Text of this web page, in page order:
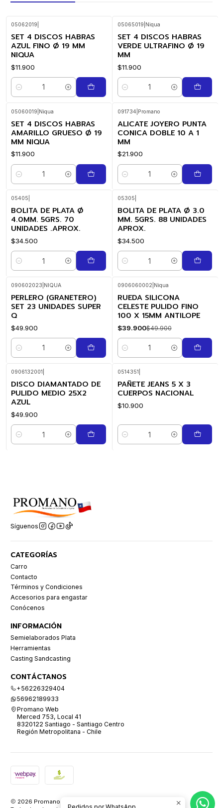
05062019
SET 4 DISCOS HABRAS
AZUL FINO Ø 19 MM
NIQUA
$11.900
Cantidad
05065019 Niqua
SET 4 DISCOS HABRAS
VERDE ULTRAFINO Ø 19
MM
$11.900
Cantidad
05060019 Niqua
SET 4 DISCOS HABRAS
AMARILLO GRUESO Ø 19
MM NIQUA
$11.900
Cantidad
091734 Promano
ALICATE JOYERO PUNTA
CONICA DOBLE 10 A 1
MM
$21.900
Cantidad
05405
BOLITA DE PLATA Ø
4.0MM. 5GRS. 70
UNIDADES .APROX.
$34.500
Cantidad
05305
BOLITA DE PLATA Ø 3.0
MM. 5GRS. 88 UNIDADES
APROX.
$34.500
Cantidad
090602023 NIQUA
PERLERO (GRANETERO)
SET 23 UNIDADES SUPER
Q
$49.900
Cantidad
-20%
OFF
0906060002 Niqua
RUEDA SILICONA
CELESTE PULIDO FINO
100 X 15MM ANTILOPE
$39.900$49.900
Cantidad
0906132001
DISCO DIAMANTADO DE
PULIDO MEDIO 25X2
AZUL
$49.900
Cantidad
0514351
PAÑETE JEANS 5 X 3
CUERPOS NACIONAL
$10.900
Cantidad
Síguenos
CATEGORÍAS
Carro
Contacto
Términos y Condiciones
Accesorios para engastar
Conócenos
INFORMACIÓN
Semielaborados Plata
Herramientas
Casting Sandcasting
CONTÁCTANOS
+56226329404
56962189933
Promano Web
Merced 753, Local 41
8320122 Santiago - Santiago Centro
Región Metropolitana - Chile
2026 Promano.
Pedidos por WhatsApp